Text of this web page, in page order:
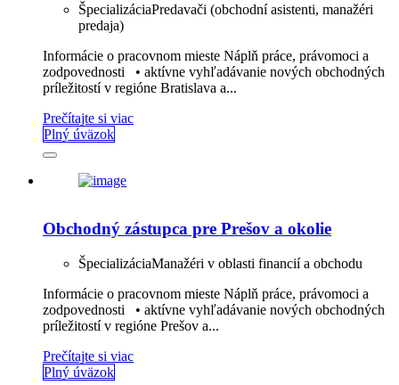
ŠpecializáciaPredavači (obchodní asistenti, manažéri
predaja)
Informácie o pracovnom mieste Náplň práce, právomoci a
zodpovednosti • aktívne vyhľadávanie nových obchodných
príležitostí v regióne Bratislava a...
Prečítajte si viac
Plný úväzok
Obchodný zástupca pre Prešov a okolie
ŠpecializáciaManažéri v oblasti financií a obchodu
Informácie o pracovnom mieste Náplň práce, právomoci a
zodpovednosti • aktívne vyhľadávanie nových obchodných
príležitostí v regióne Prešov a...
Prečítajte si viac
Plný úväzok